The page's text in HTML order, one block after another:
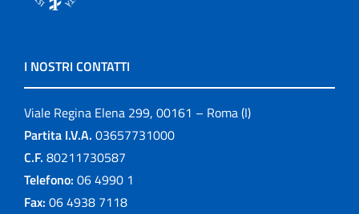
I NOSTRI CONTATTI
Viale Regina Elena 299, 00161 – Roma (I)
Partita I.V.A. 03657731000
C.F. 80211730587
Telefono: 06 4990 1
Fax: 06 4938 7118